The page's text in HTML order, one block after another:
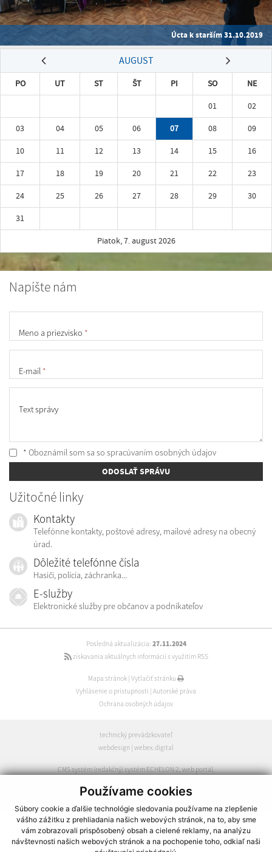
Používame cookies
Súbory cookie a ďalšie technológie sledovania používame na zlepšenie
vášho zážitku z prehliadania našich webových stránok, na to, aby sme
vám zobrazovali prispôsobený obsah a cielené reklamy, na analýzu
návštevnosti našich webových stránok a na pochopenie toho, odkiaľ naši
Úcta k starším 31.10.2019
AUGUST
PO UT ST ŠT PI SO
NE
01
02
03
04 05 06 07 08
09
10
11 12 13 14 15
16
17
18 19 20 21 22
23
24
25 26 27 28 29
30
31
Piatok, 7. august 2026
Napíšte nám
Meno a priezvisko *
E-mail *
Text správy
* Oboznámil som sa so spracúvaním osobných údajov
ODOSLAŤ SPRÁVU
Užitočné linky
Kontakty
Telefónne kontakty, poštové adresy, mailové adresy na obecný
úrad.
Dôležité telefónne čísla
Hasiči, polícia, záchranka...
E-služby
Elektronické služby pre občanov a podnikateľov
Posledná aktualizácia: 27.11.2024
získavania aktuálnych informácií s využitím RSS
Mapa stránok Vytlačiť stránku
Vyhlásenie o prístupnosti Autorské práva
Ochrana osobných údajov
technický prevádzkovateľ
webdesign webex.digital
CMS systém (redakčný) systém ECHELON 2,web portál,
spoločnosť webex.digital